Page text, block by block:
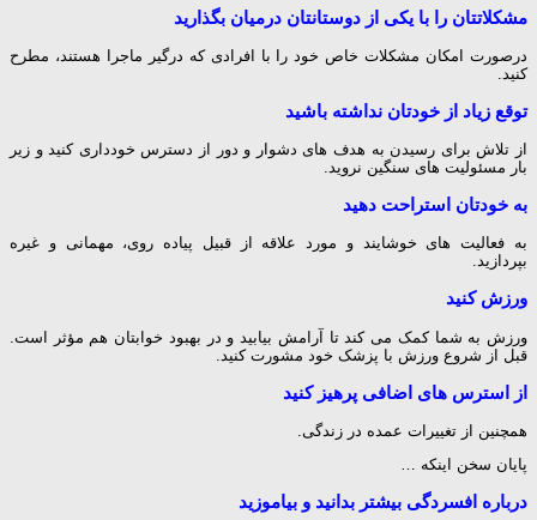
مشکلاتتان را با یکی از دوستانتان درمیان بگذارید
درصورت امکان مشکلات خاص خود را با افرادی که درگیر ماجرا هستند، مطرح
کنید.
توقع زیاد از خودتان نداشته باشید
از تلاش برای رسیدن به هدف های دشوار و دور از دسترس خودداری کنید و زیر
بار مسئولیت های سنگین نروید.
به خودتان استراحت دهید
به فعالیت های خوشایند و مورد علاقه از قبیل پیاده روی، مهمانی و غیره
بپردازید.
ورزش کنید
ورزش به شما کمک می کند تا آرامش بیابید و در بهبود خوابتان هم مؤثر است.
قبل از شروع ورزش با پزشک خود مشورت کنید.
از استرس های اضافی پرهیز کنید
همچنین از تغییرات عمده در زندگی.
پایان سخن اینکه …
درباره افسردگی بیشتر بدانید و بیاموزید